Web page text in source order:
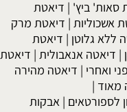
סאות' ביץ' | דיאטת
אשכוליות | דיאטת מרק
ללא גלוטן | דיאטת
| דיאטה אנאבולית | דיאטת
ואחרי | דיאטה מהירה
מאוד |
לספורטאים | אבקות